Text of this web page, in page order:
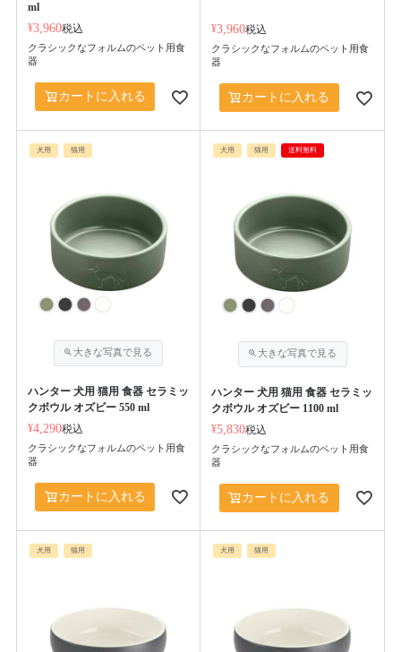
ml
¥3,960税込
クラシックなフォルムのペット用食
器
カートに入れる
¥3,960税込
クラシックなフォルムのペット用食
器
カートに入れる
犬用 猫用
ハンター 犬用 猫用 食器 セラミッ
クボウル オズビー 550 ml
¥4,290税込
クラシックなフォルムのペット用食
器
カートに入れる
犬用 猫用 送料無料
ハンター 犬用 猫用 食器 セラミッ
クボウル オズビー 1100 ml
¥5,830税込
クラシックなフォルムのペット用食
器
カートに入れる
犬用 猫用 犬用 猫用